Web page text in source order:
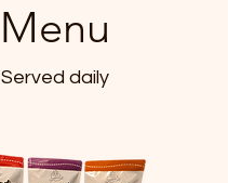
Menu
Served daily